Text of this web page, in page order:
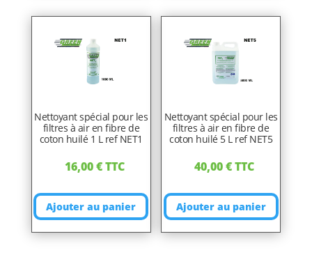
Nettoyant spécial pour les
filtres à air en fibre de
coton huilé 1 L ref NET1
16,00€TTC
Ajouter au panier
Nettoyant spécial pour les
filtres à air en fibre de
coton huilé 5 L ref NET5
40,00€TTC
Ajouter au panier